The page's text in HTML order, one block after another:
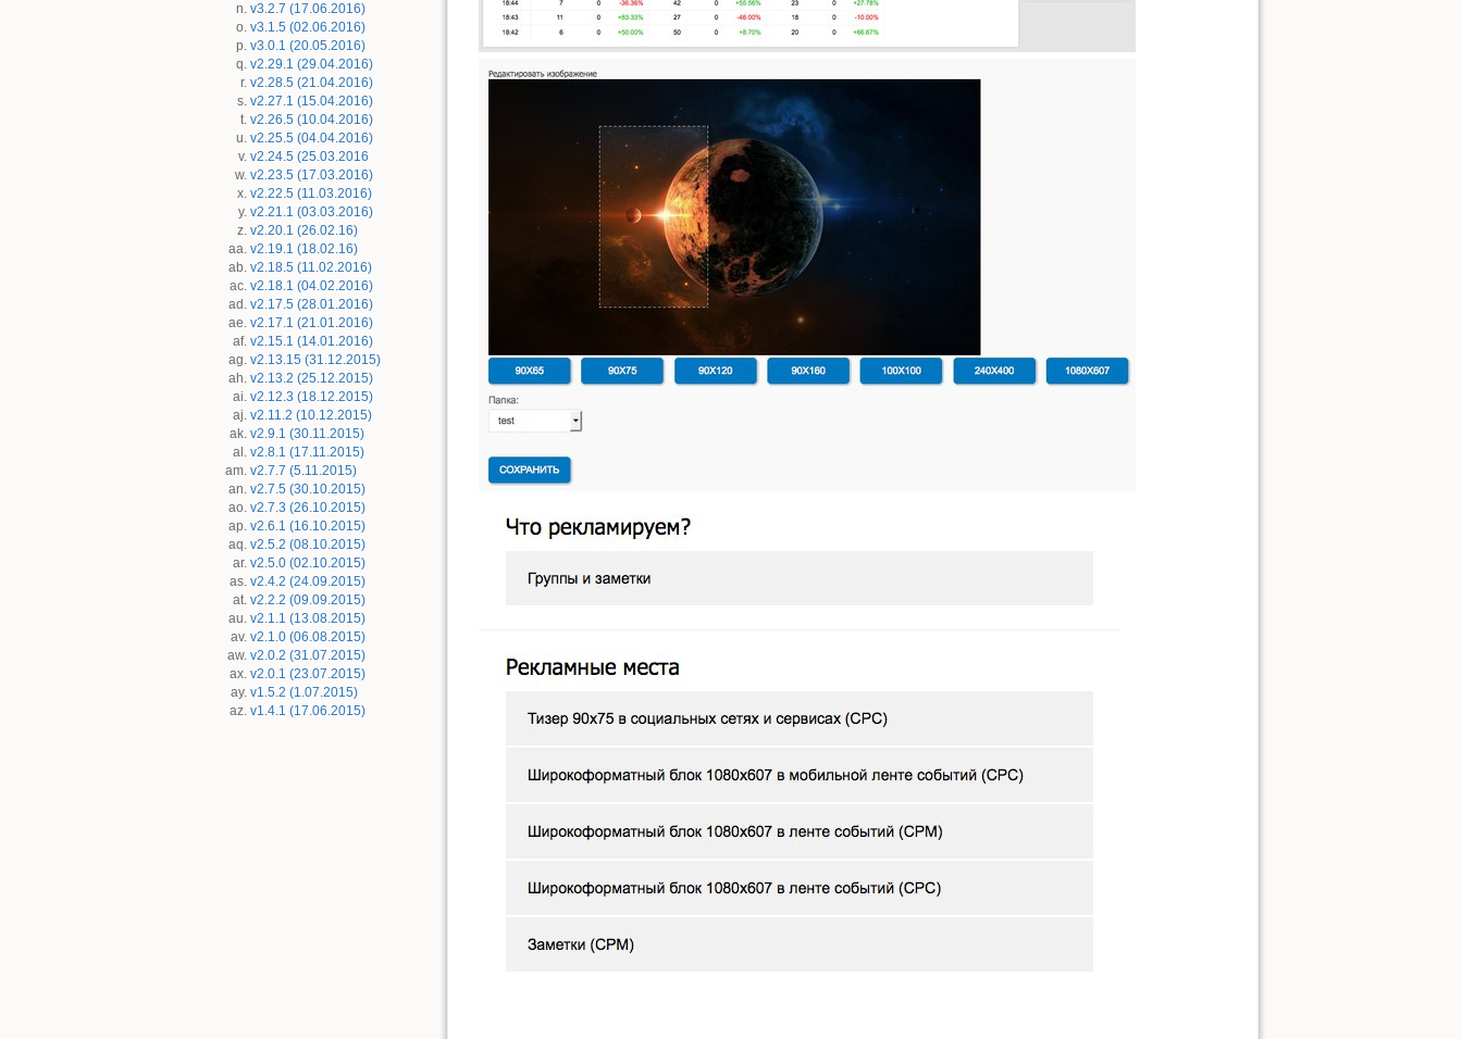
v3.2.7 (17.06.2016)
v3.1.5 (02.06.2016)
v3.0.1 (20.05.2016)
v2.29.1 (29.04.2016)
v2.28.5 (21.04.2016)
v2.27.1 (15.04.2016)
v2.26.5 (10.04.2016)
v2.25.5 (04.04.2016)
v2.24.5 (25.03.2016
v2.23.5 (17.03.2016)
v2.22.5 (11.03.2016)
v2.21.1 (03.03.2016)
v2.20.1 (26.02.16)
v2.19.1 (18.02.16)
v2.18.5 (11.02.2016)
v2.18.1 (04.02.2016)
v2.17.5 (28.01.2016)
v2.17.1 (21.01.2016)
v2.15.1 (14.01.2016)
v2.13.15 (31.12.2015)
v2.13.2 (25.12.2015)
v2.12.3 (18.12.2015)
v2.11.2 (10.12.2015)
v2.9.1 (30.11.2015)
v2.8.1 (17.11.2015)
v2.7.7 (5.11.2015)
v2.7.5 (30.10.2015)
v2.7.3 (26.10.2015)
v2.6.1 (16.10.2015)
v2.5.2 (08.10.2015)
v2.5.0 (02.10.2015)
v2.4.2 (24.09.2015)
v2.2.2 (09.09.2015)
v2.1.1 (13.08.2015)
v2.1.0 (06.08.2015)
v2.0.2 (31.07.2015)
v2.0.1 (23.07.2015)
v1.5.2 (1.07.2015)
v1.4.1 (17.06.2015)